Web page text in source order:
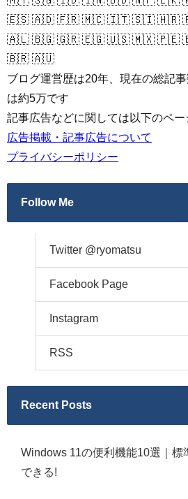
🇪🇸 🇦🇩 🇫🇷 🇲🇨 🇮🇹 🇸🇮 🇭🇷
🇦🇱 🇧🇬 🇬🇷 🇪🇬 🇺🇸 🇲🇽 🇵🇪
🇧🇷 🇦🇺
ブログ運営歴は20年、現在の総記
は約5万です
記事広告などに関しては以下のペー
広告掲載・記事広告について
プライバシーポリシー
Follow Me
Twitter @ryomatsu
Facebook Page
Instagram
RSS
Recent Posts
Windows 11の便利機能10選｜標
できる!